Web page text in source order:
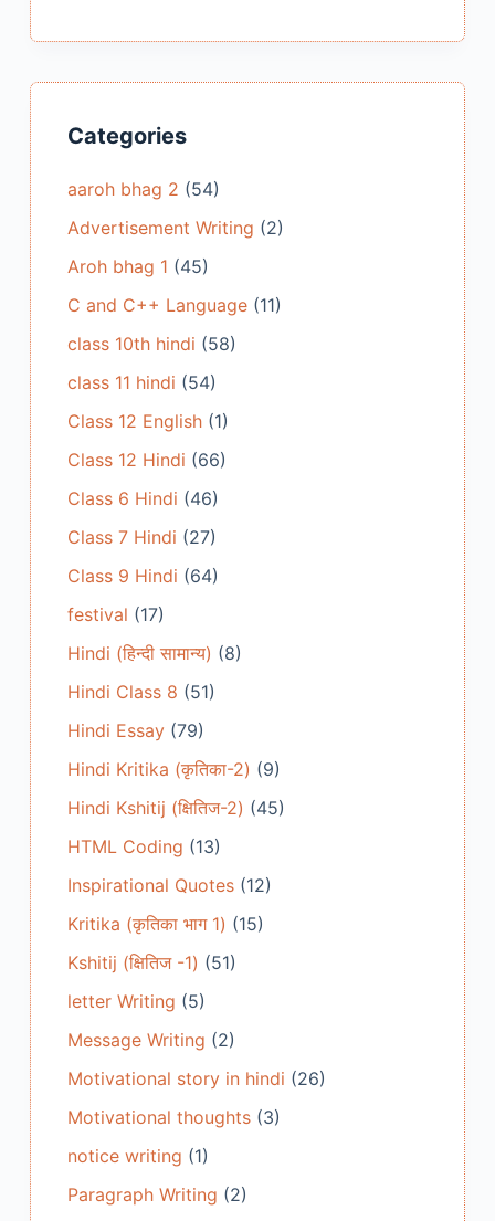
Categories
aaroh bhag 2 (54)
Advertisement Writing (2)
Aroh bhag 1 (45)
C and C++ Language(11)
class 10th hindi (58)
class 11 hindi (54)
Class 12 English(1)
Class 12 Hindi (66)
Class 6 Hindi (46)
Class 7 Hindi (27)
Class 9 Hindi (64)
festival (17)
Hindi (हिन्दी सामान्य) (8)
Hindi Class 8 (51)
Hindi Essay(79)
Hindi Kritika (कृतिका-2) (9)
Hindi Kshitij (क्षितिज-2) (45)
HTML Coding (13)
Inspirational Quotes(12)
Kritika (कृतिका भाग 1) (15)
Kshitij (क्षितिज -1) (51)
letter Writing (5)
Message Writing (2)
Motivational story in hindi (26)
Motivational thoughts(3)
notice writing (1)
Paragraph Writing (2)